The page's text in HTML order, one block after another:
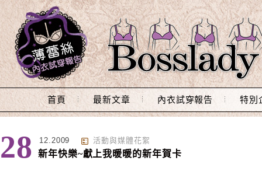
Main Menu
首頁 最新文章 內衣試穿報告 特別
28 12.2009 活動與媒體花絮
新年快樂~獻上我暖暖的新年賀卡